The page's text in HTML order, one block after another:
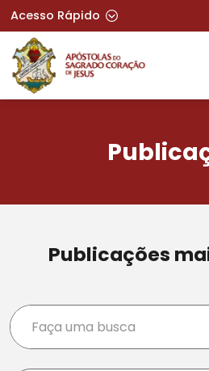
Acesso Rápido
Publicações